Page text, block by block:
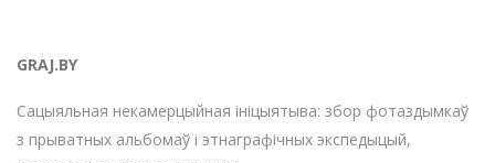
GRAJ.BY
Сацыяльная некамерцыйная ініцыятыва: збор фотаздымкаў
з прыватных альбомаў і этнаграфічных экспедыцый,